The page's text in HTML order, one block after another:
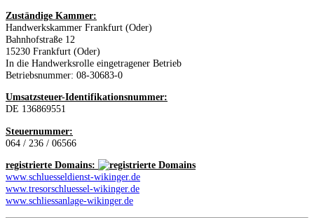
Zuständige Kammer:
Handwerkskammer Frankfurt (Oder)
Bahnhofstraße 12
15230 Frankfurt (Oder)
In die Handwerksrolle eingetragener Betrieb
Betriebsnummer: 08-30683-0
Umsatzsteuer-Identifikationsnummer:
DE 136869551
Steuernummer:
064 / 236 / 06566
registrierte Domains:
www.schluesseldienst-wikinger.de
www.tresorschluessel-wikinger.de
www.schliessanlage-wikinger.de